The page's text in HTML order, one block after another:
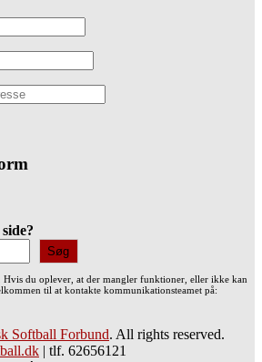
Søg
Hvis du oplever, at der mangler funktioner, eller ikke kan
til at kontakte kommunikationsteamet på:
Softball Forbund. All rights reserved.
| tlf. 62656121